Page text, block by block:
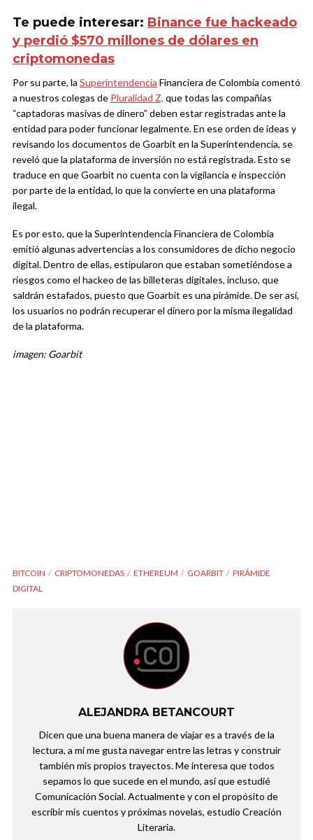
Te puede interesar: Binance fue hackeado
y perdió $570 millones de dólares en
criptomonedas
Por su parte, la Superintendencia Financiera de Colombia comentó
a nuestros colegas de Pluralidad Z, que todas las compañías
“captadoras masivas de dinero” deben estar registradas ante la
entidad para poder funcionar legalmente. En ese orden de ideas y
revisando los documentos de Goarbit en la Superintendencia, se
reveló que la plataforma de inversión no está registrada. Esto se
traduce en que Goarbit no cuenta con la vigilancia e inspección
por parte de la entidad, lo que la convierte en una plataforma
ilegal.
Es por esto, que la Superintendencia Financiera de Colombia
emitió algunas advertencias a los consumidores de dicho negocio
digital. Dentro de ellas, estipularon que estaban sometiéndose a
riesgos como el hackeo de las billeteras digitales, incluso, que
saldrán estafados, puesto que Goarbit es una pirámide. De ser así,
los usuarios no podrán recuperar el dinero por la misma ilegalidad
de la plataforma.
imagen: Goarbit
BITCOIN CRIPTOMONEDAS ETHEREUM GOARBIT
PIRÁMIDE
DIGITAL
ALEJANDRA BETANCOURT
Dicen que una buena manera de viajar es a través de la
lectura, a mí me gusta navegar entre las letras y construir
también mis propios trayectos. Me interesa que todos
sepamos lo que sucede en el mundo, así que estudié
Comunicación Social. Actualmente y con el propósito de
escribir mis cuentos y próximas novelas, estudio Creación
Literaria.